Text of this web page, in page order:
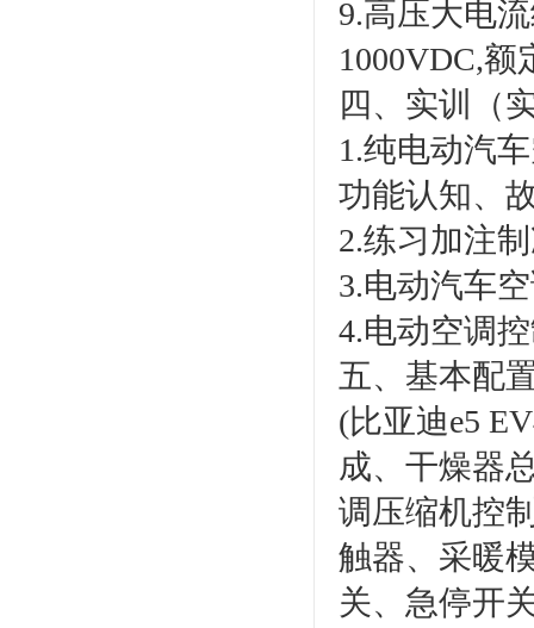
9.高压大电
1000VDC,额
四、实训（
1.纯电动汽
功能认知、
2.练习加注
3.电动汽车
4.电动空调
五、基本配
(比亚迪e5
成、干燥器
调压缩机控
触器、采暖
关、急停开